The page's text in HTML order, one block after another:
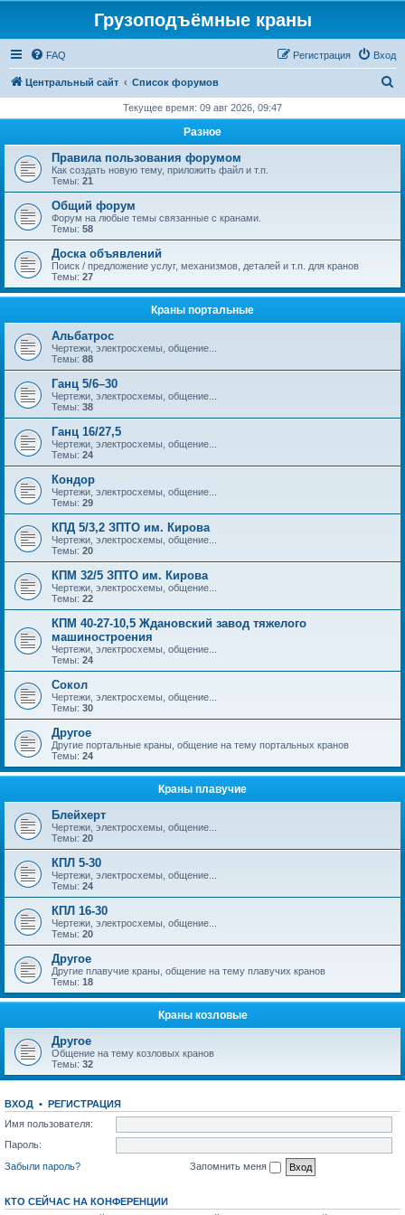
Грузоподъёмные краны
FAQ Вход
Регистрация
Центральный сайт Список форумов
с
Текущее время: 09 авг 2026, 09:47
Разное
Правила пользования форумом
Как создать новую тему, приложить файл и т.п.
Темы: 21
Общий форум
Форум на любые темы связанные с кранами.
Темы: 58
Доска объявлений
Поиск / предложение услуг, механизмов, деталей и т.п. для кранов
Темы: 27
Краны портальные
Альбатрос
Чертежи, электросхемы, общение...
Темы: 88
Ганц 5/6–30
Чертежи, электросхемы, общение...
Темы: 38
Ганц 16/27,5
Чертежи, электросхемы, общение...
Темы: 24
Кондор
Чертежи, электросхемы, общение...
Темы: 29
КПД 5/3,2 ЗПТО им. Кирова
Чертежи, электросхемы, общение...
Темы: 20
КПМ 32/5 ЗПТО им. Кирова
Чертежи, электросхемы, общение...
Темы: 22
КПМ 40-27-10,5 Ждановский завод тяжелого
машиностроения
Чертежи, электросхемы, общение...
Темы: 24
Сокол
Чертежи, электросхемы, общение...
Темы: 30
Другое
Другие портальные краны, общение на тему портальных кранов
Темы: 24
Краны плавучие
Блейхерт
Чертежи, электросхемы, общение...
Темы: 20
КПЛ 5-30
Чертежи, электросхемы, общение...
Темы: 24
КПЛ 16-30
Чертежи, электросхемы, общение...
Темы: 20
Другое
Другие плавучие краны, общение на тему плавучих кранов
Темы: 18
Краны козловые
Другое
Общение на тему козловых кранов
Темы: 32
ВХОД • РЕГИСТРАЦИЯ
Имя пользователя:
Пароль:
Забыли пароль?
Запомнить меня
КТО СЕЙЧАС НА КОНФЕРЕНЦИИ